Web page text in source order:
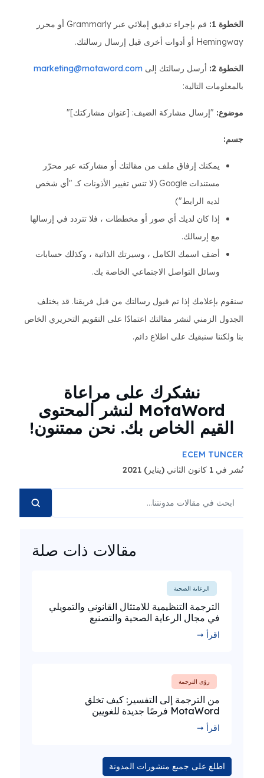
الخطوة 1:
قم بإجراء تدقيق إملائي عبر Grammarly أو محرر
Hemingway أو أدوات أخرى قبل إرسال رسالتك.
الخطوة 2: أرسل رسالتك إلى
بالمعلومات التالية:
موضوع: "إرسال مشاركة الضيف: [عنوان مشاركتك]"
جسم:
يمكنك إرفاق ملف من مقالتك أو مشاركته عبر محرّر
مستندات Google (لا تنس تغيير الأذونات كـ "أي شخص
لديه الرابط")
إذا كان لديك أي صور أو مخططات ، فلا تتردد في إرسالها
مع إرسالك.
أضف اسمك الكامل ، وسيرتك الذاتية ، وكذلك حسابات
وسائل التواصل الاجتماعي الخاصة بك.
سنقوم بإعلامك إذا تم قبول رسالتك من قبل فريقنا. قد يختلف
الجدول الزمني لنشر مقالتك اعتمادًا على التقويم التحريري الخاص
بنا ولكننا سنبقيك على اطلاع دائم.
نشكرك على مراعاة
MotaWord لنشر المحتوى
القيم الخاص بك. نحن ممتنون!
ECEM TUNCER
نُشر في 1 كانون الثاني (يناير) 2021
مقالات ذات صلة
الرعاية الصحية
الترجمة التنظيمية للامتثال القانوني والتمويلي
في مجال الرعاية الصحية والتصنيع
اقرأ ➞
رؤى الترجمة
من الترجمة إلى التفسير: كيف تخلق
MotaWord فرصًا جديدة للغويين
اقرأ ➞
اطلع على جميع منشورات المدونة